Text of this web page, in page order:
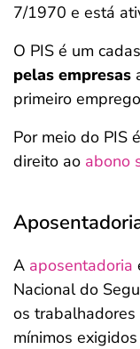
7/1970 e está
O PIS é um
pelas empresas
primeiro
Por meio do PIS
direito ao abono
A aposentadoria
Nacional do
os trabalhadores
mínimos